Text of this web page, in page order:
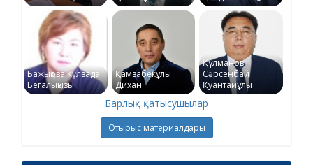
Бажықова Күлзада
Бегалықызы
Қамзабекұлы
Дихан
Құлманов
Сәрсенбай
Қуантайұлы
Барлық қатысушылар
Отырыс материалдары